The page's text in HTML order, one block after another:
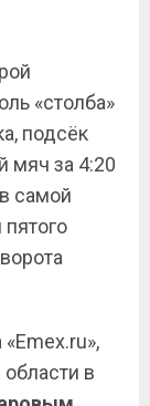
«столба»
подсёк
мяч за 4:20
самой
в